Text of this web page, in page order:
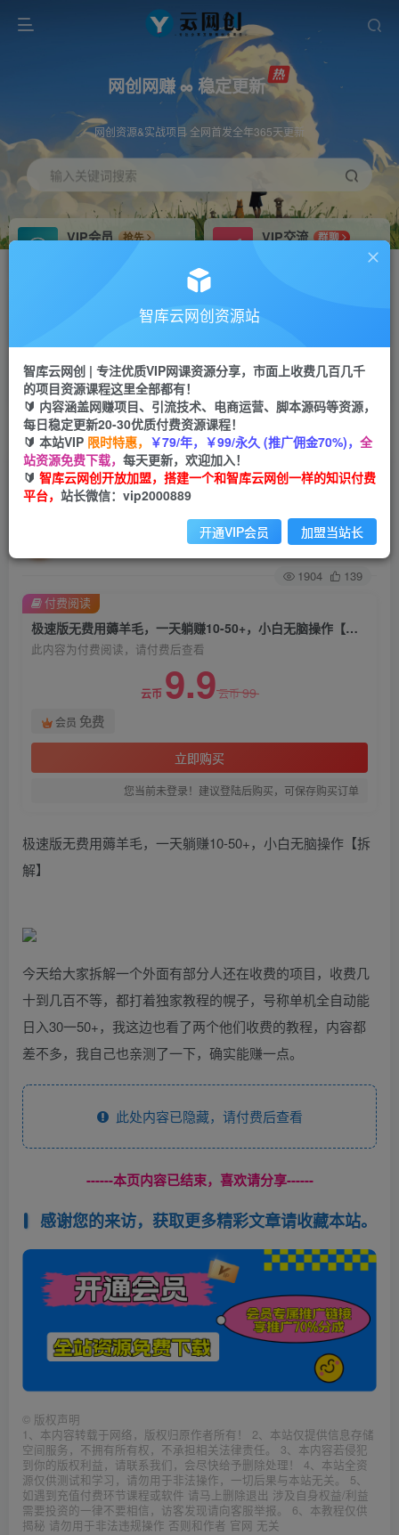
网创网赚 ∞ 稳定更新
网创资源&实战项目 全网首发全年365天更新
输入关键词搜索
VIP会员
抢先
VIP交流
群聊
研究探讨更多创业项目路子。
会员专属推广链接
网赚网创 项目
365天稳定跟新
APP下载
GO
首页 创业课程 会员免费 正文
极速版无费用薅羊毛，一天躺赚10-50+，小白无
脑操作【拆解】
关注 私信
1904 139
极速版无费用薅羊毛，一天躺赚10-50+，小白无脑操作【拆解】
此内容为付费阅读，请付费后查看
云币 9.9云币99
会员 免费
立即购买
您当前未登录！建议登陆后购买，可保存购买订单
付费阅读
极速版无费用薅羊毛，一天躺赚10-50+，小白无脑操作【拆
解】
今天给大家拆解一个外面有部分人还在收费的项目，收费几
十到几百不等，都打着独家教程的幌子，号称单机全自动能
日入30一50+，我这边也看了两个他们收费的教程，内容都
差不多，我自己也亲测了一下，确实能赚一点。
此处内容已隐藏，请付费后查看
------本页内容已结束，喜欢请分享------
感谢您的来访，获取更多精彩文章请收藏本站。
© 版权声明
1、本内容转载于网络，版权归原作者所有！ 2、本站仅提供信息存储
空间服务，不拥有所有权，不承担相关法律责任。 3、本内容若侵犯
到你的版权利益，请联系我们，会尽快给予删除处理！ 4、本站全资
源仅供测试和学习，请勿用于非法操作，一切后果与本站无关。 5、
如遇到充值付费环节课程或软件 请马上删除退出 涉及自身权益/利益
需要投资的一律不要相信，访客发现请向客服举报。 6、本教程仅供
揭秘 请勿用于非法违规操作 否则和作者 官网 无关
智库云网创资源站
智库云网创 | 专注优质VIP网课资源分享，市面上收费几百几千
的项目资源课程这里全部都有！
🔰 内容涵盖网赚项目、引流技术、电商运营、脚本源码等资源，
每日稳定更新20-30优质付费资源课程！
🔰 本站VIP 限时特惠， ￥79/年，￥99/永久 (推广佣金70%)， 全
站资源免费下载， 每天更新，欢迎加入！
🔰 智库云网创开放加盟，搭建一个和智库云网创一样的知识付费
平台， 站长微信：vip2000889
开通VIP会员 加盟当站长